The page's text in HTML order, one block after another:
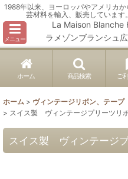
1988年以来、ヨーロッパやアメリカ
芸材料を輸入、販売していま
メニュー
La Maison Blanche
ラメゾンブランシュ
ホーム 商品検索 ご
ホーム > ヴィンテージリボン、テープ
> スイス製 ヴィンテージプリーツリ
スイス製 ヴィンテージ